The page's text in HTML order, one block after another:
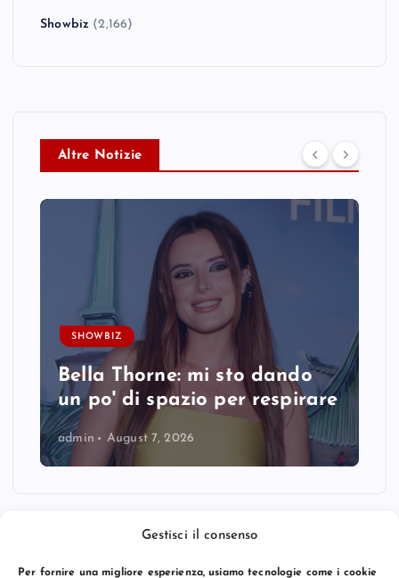
Gestisci il consenso
Per fornire una migliore esperienza, usiamo tecnologie come i cookie
Showbiz (2,166)
Altre Notizie
SHOWBIZ
Bella Thorne: mi sto dando
un po' di spazio per respirare
admin August 7, 2026